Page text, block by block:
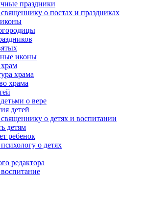
праздники
о постах и праздниках
иконы
храма
храма
о вере
детей
о детях и воспитании
детям
ребенок
о детях
редактора